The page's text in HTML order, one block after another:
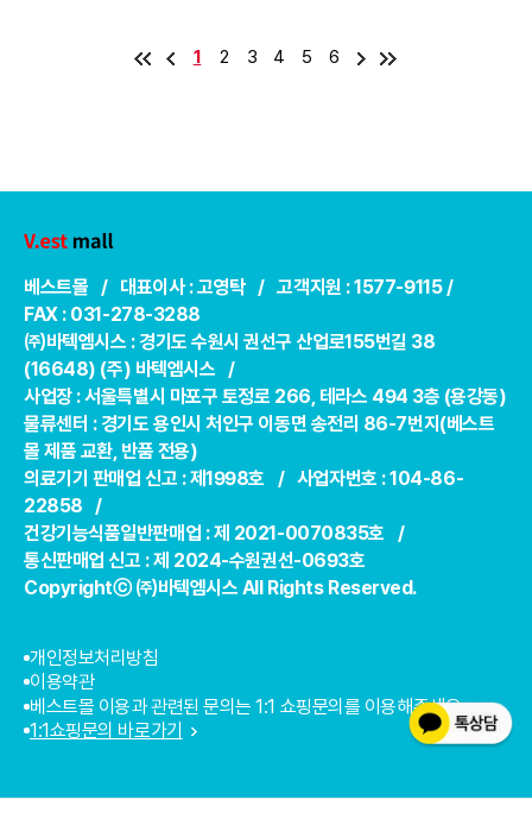
1 2 3 4 5 6
베스트몰 / 대표이사 : 고영탁 / 고객지원 : 1577-9115 /
FAX : 031-278-3288
㈜바텍엠시스 : 경기도 수원시 권선구 산업로155번길 38
(16648) (주) 바텍엠시스 /
사업장 : 서울특별시 마포구 토정로 266, 테라스 494 3층 (용강동)
물류센터 : 경기도 용인시 처인구 이동면 송전리 86-7번지(베스트
몰 제품 교환, 반품 전용)
의료기기 판매업 신고 : 제1998호 / 사업자번호 : 104-86-
22858 /
건강기능식품일반판매업 : 제 2021-0070835호 /
통신판매업 신고 : 제 2024-수원권선-0693호
Copyrightⓒ ㈜바텍엠시스 All Rights Reserved.
개인정보처리방침
이용약관
베스트몰 이용과 관련된 문의는 1:1 쇼핑문의를 이용해주세요.
1:1쇼핑문의 바로가기